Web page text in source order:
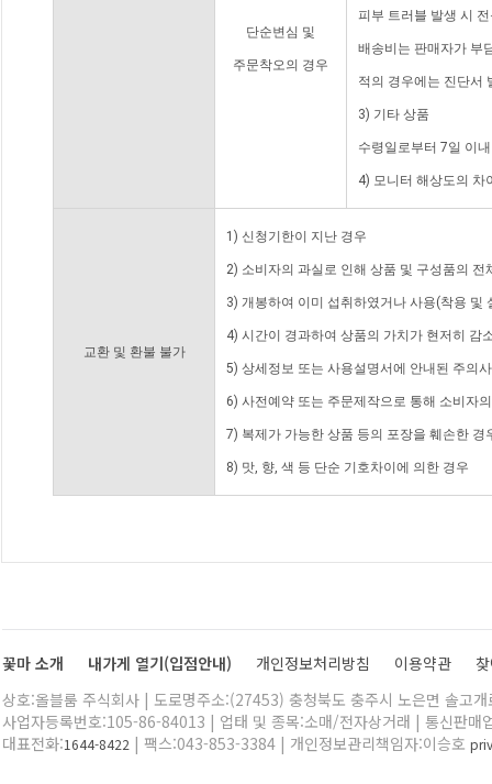
단순변심 및
주문착오의 경우
피부 트러블 발생 시
배송비는 판매자가 부
적의 경우에는 진단서
3) 기타 상품
수령일로부터 7일 이
4) 모니터 해상도의 차
교환 및 환불 불가
1) 신청기한이 지난 경우
2) 소비자의 과실로 인해 상품 및 구성품의
3) 개봉하여 이미 섭취하였거나 사용(착용 및
4) 시간이 경과하여 상품의 가치가 현저히 감
5) 상세정보 또는 사용설명서에 안내된 주의
6) 사전예약 또는 주문제작으로 통해 소비자
7) 복제가 가능한 상품 등의 포장을 훼손한 경
8) 맛, 향, 색 등 단순 기호차이에 의한 경우
꽃마 소개 내가게 열기(입점안내) 개인정보처리방침 이용약관
상호:올블룸 주식회사 | 도로명주소:(27453) 충청북도 충주시 노은면 솔고
사업자등록번호:105-86-84013 | 업태 및 종목:소매/전자상거래 | 통신판매
대표전화:1644-8422 | 팩스:043-853-3384 | 개인정보관리책임자:이승호